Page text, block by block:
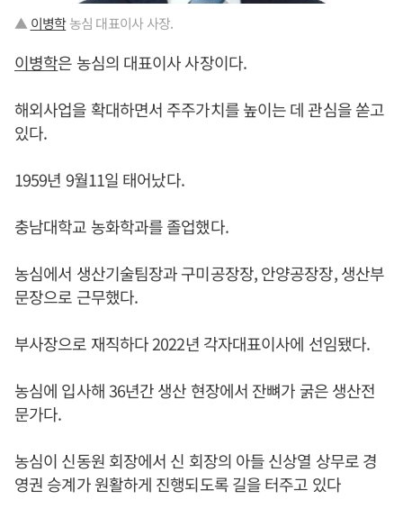
▲ 이병학농심 대표이사 사장.
이병학은 농심의 대표이사 사장이다.
해외사업을 확대하면서 주주가치를 높이는 데 관심을 쏟고
있다.
1959년 9월11일 태어났다.
충남대학교 농화학과를 졸업했다.
농심에서 생산기술팀장과 구미공장장, 안양공장장, 생산부
문장으로 근무했다.
부사장으로 재직하다 2022년 각자대표이사에 선임됐다.
농심에 입사해 36년간 생산 현장에서 잔뼈가 굵은 생산전
문가다.
농심이 신동원 회장에서 신 회장의 아들 신상열 상무로 경
영권 승계가 원활하게 진행되도록 길을 터주고 있다